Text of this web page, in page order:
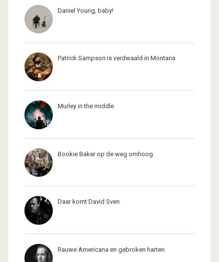
Daniel Young, baby!
Patrick Sampson is verdwaald in Montana
Murley in the middle
Bookie Baker op de weg omhoog
Daar komt David Sven
Rauwe Americana en gebroken harten